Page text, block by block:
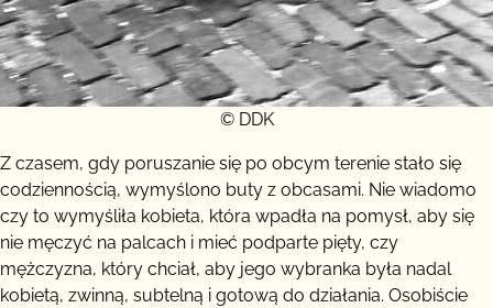
© DDK
Z czasem, gdy poruszanie się po obcym terenie stało się
codziennością, wymyślono buty z obcasami. Nie wiadomo
czy to wymyśliła kobieta, która wpadła na pomysł, aby się
nie męczyć na palcach i mieć podparte pięty, czy
mężczyzna, który chciał, aby jego wybranka była nadal
kobietą, zwinną, subtelną i gotową do działania. Osobiście